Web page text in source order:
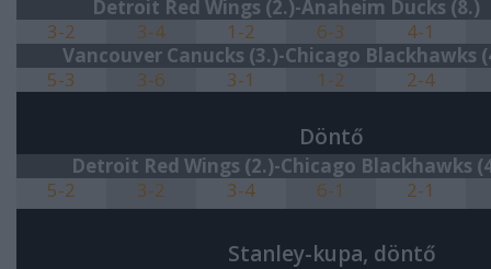
Detroit Red Wings (2.)-Anaheim Ducks (8.)
3-2
3-4 1-2 6-3
4-1
Vancouver Canucks (3.)-Chicago Blackhawks
5-3
3-6 3-1 1-2 2-4
Döntő
Detroit Red Wings (2.)-Chicago Blackhawks
5-2
3-2 3-4 6-1 2-1
Stanley-kupa, döntő